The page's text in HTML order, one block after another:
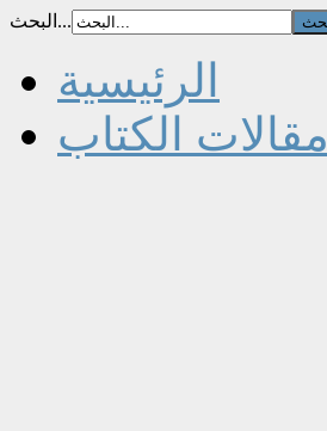
البحث...
الرئيسية
مقالات الكتاب